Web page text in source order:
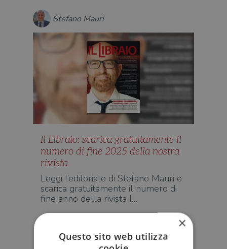
Stefano Mauri
Il Libraio: scarica gratuitamente il
numero di fine 2025 della nostra
rivista
Leggi l’editoriale di Stefano Mauri e
scarica gratuitamente il numero di
fine anno della rivista I…
×
Questo sito web utilizza